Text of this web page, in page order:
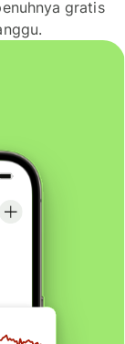
gratis